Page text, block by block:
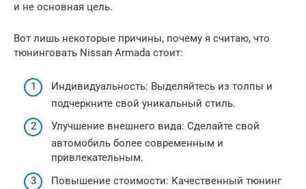
и не основная цель.
Вот лишь некоторые причины, почему я считаю, что
тюнинговать Nissan Armada стоит:
Индивидуальность: Выделяйтесь из толпы и
подчеркните свой уникальный стиль.
Улучшение внешнего вида: Сделайте свой
автомобиль более современным и
привлекательным.
Повышение стоимости: Качественный тюнинг